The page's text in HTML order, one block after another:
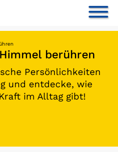
berühren
Persönlichkeiten
und entdecke, wie
im Alltag gibt!